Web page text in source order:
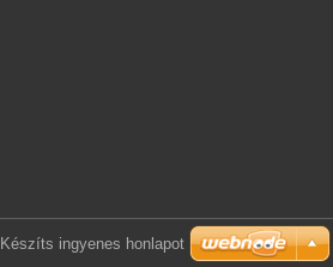
Készíts ingyenes honlapot